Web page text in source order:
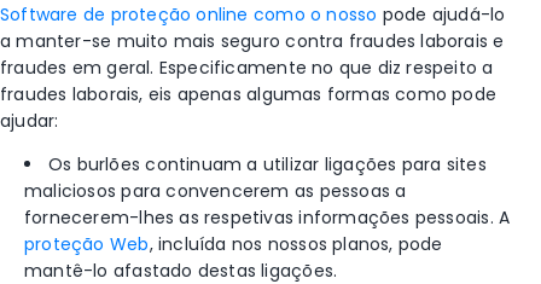
Software de proteção online como o nosso pode ajudá-lo
a manter-se muito mais seguro contra fraudes laborais e
fraudes em geral. Especificamente no que diz respeito a
fraudes laborais, eis apenas algumas formas como pode
ajudar:
Os burlões continuam a utilizar ligações para sites
maliciosos para convencerem as pessoas a
fornecerem-lhes as respetivas informações pessoais. A
proteção Web, incluída nos nossos planos, pode
mantê-lo afastado destas ligações.